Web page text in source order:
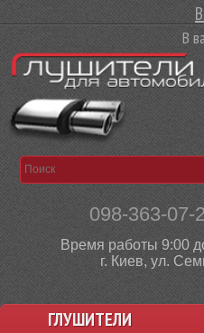
В
098-363-07-
Время работы 9:00
г. Киев, ул.
ГЛУШИТЕЛИ